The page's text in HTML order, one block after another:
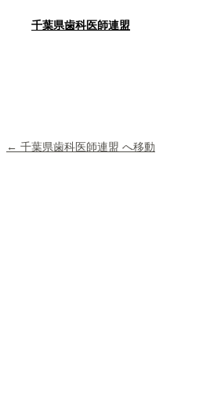
千葉県歯科医師連盟
← 千葉県歯科医師連盟 へ移動